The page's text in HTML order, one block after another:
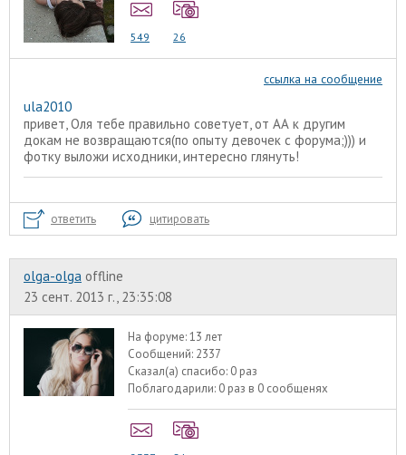
549 26
ссылка на сообщение
ula2010
привет, Оля тебе правильно советует, от АА к другим
докам не возвращаются(по опыту девочек с форума;))) и
фотку выложи исходники, интересно глянуть!
ответить цитировать
olga-olga offline
23 сент. 2013 г., 23:35:08
На форуме:13 лет
Сообщений: 2337
Сказал(а) спасибо: 0 раз
Поблагодарили: 0 раз в 0 сообщенях